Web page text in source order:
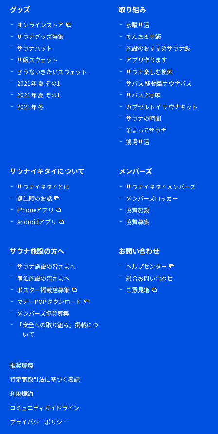
グッズ
オンラインストア
サウナグッズ特集
サウナハット
サ飯スウェット
さうないきたいスウェット
2021年 夏 その1
2021年 夏 その1
2021年 冬
取り組み
水曜サ活
のんあるサ飯
施設のおすすめサウナ飯
アプリ作ります
サウナ楽しむ検索
サバス 移動型サウナバス
サバス 2号車
カプセルトイ サウナキット
サウナの時間
泊まってサウナ
銭湯サ活
サウナイキタイについて
サウナイキタイとは
誕生時のお話
iPhoneアプリ
Androidアプリ
メンバーズ
サウナイキタイメンバーズ
メンバーズロッカー
協賛施設
協賛募集
サウナ施設の方へ
サウナ施設の皆さまへ
宿泊施設の皆さまへ
ポスター掲載店募集
マナーPOPダウンロード
メンバーズ協賛募集
「安全への取り組み」掲載につ
いて
お問い合わせ
ヘルプセンター
総合お問い合わせ
ご意見箱
推奨環境
特定商取引法に基づく表記
利用規約
コミュニティガイドライン
プライバシーポリシー